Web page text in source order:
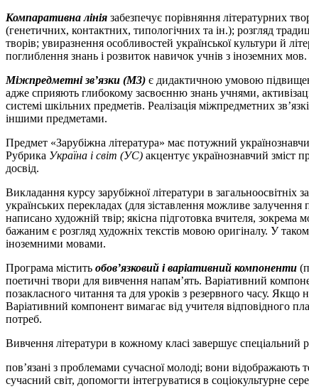
Компаративна лінія забезпечує порівняння літературних
(генетичних, контактних, типологічних та ін.); розгляд
творів; увиразнення особливостей української культури й
поглиблення знань і розвиток навичок учнів з іноземних
Міжпредметні зв’язки (M3) є дидактичною умовою
адже сприяють глибокому засвоєнню знань учнями,
системі шкільних предметів. Реалізація міжпредметних
іншими предметами.
Предмет «Зарубіжна література» має потужний
Рубрика Україна і світ (УС) акцентує українознавчий зміст
досвід.
Викладання курсу зарубіжної літератури в загальноосвітніх
українських перекладах (для зіставлення можливе
написано художній твір; якісна підготовка вчителя,
бажаним є розгляд художніх текстів мовою оригіналу. У
іноземними мовами.
Програма містить обов’язковий і варіативний компоненти
поетичні твори для вивчення напам’ять. Варіативний
позакласного читання та для уроків з резервного часу.
Варіативний компонент вимагає від учителя відповідного
потреб.
Вивчення літератури в кожному класі завершує спеціальний
пов’язані з проблемами сучасної молоді; вони відображають
сучасний світ, допомогти інтегруватися в соціокультурне